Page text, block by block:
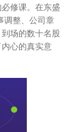
修课。在东盛
调整、公司章
场的数十名股
心的真实意